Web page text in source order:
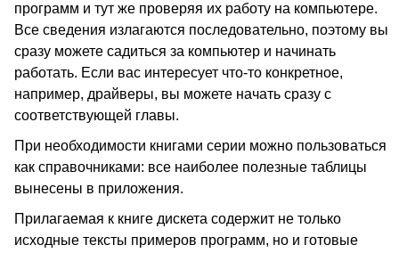
программ и тут же проверяя их работу на компьютере.
Все сведения излагаются последовательно, поэтому вы
сразу можете садиться за компьютер и начинать
работать. Если вас интересует что-то конкретное,
например, драйверы, вы можете начать сразу с
соответствующей главы.
При необходимости книгами серии можно пользоваться
как справочниками: все наиболее полезные таблицы
вынесены в приложения.
Прилагаемая к книге дискета содержит не только
исходные тексты примеров программ, но и готовые